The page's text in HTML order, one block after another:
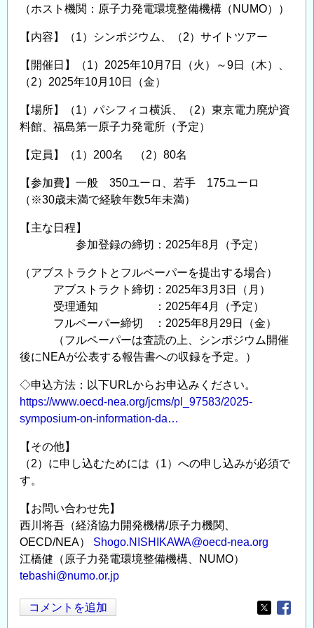
（ホスト機関：原子力発電環境整備機構（NUMO））
【内容】（1）シンポジウム、（2）サイトツアー
【開催日】（1）2025年10月7日（火）～9日（木）、
（2）2025年10月10日（金）
【場所】（1）パシフィコ横浜、（2）東京電力廃炉資
料館、福島第一原子力発電所（予定）
【定員】（1）200名 （2）80名
【参加費】一般 350ユーロ、若手 175ユーロ
（※30歳未満で経験年数5年未満）
【主な日程】
参加登録の締切：2025年8月（予定）
（アブストラクトとフルペーパーを提出する場合）
アブストラクト締切：2025年3月3日（月）
受理通知 ：2025年4月（予定）
フルペーパー締切 ：2025年8月29日（金）
（フルペーパーは査読の上、シンポジウム開催
後にNEAが公表する報告書への収録を予定。）
◇申込方法：以下URLからお申込みください。
https://www.oecd-nea.org/jcms/pl_97583/2025-
symposium-on-information-da…
【その他】
（2）に申し込むためには（1）への申し込みが必須で
す。
【お問い合わせ先】
西川将吾（経済協力開発機構/原子力機関、
OECD/NEA） Shogo.NISHIKAWA@oecd-nea.org
江橋健（原子力発電環境整備機構、NUMO）
tebashi@numo.or.jp
コメントを追加
Opens in